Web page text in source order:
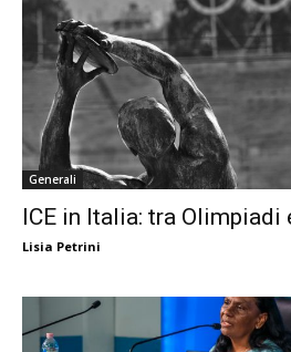
Generali
ICE in Italia: tra Olimpiadi
Lisia Petrini